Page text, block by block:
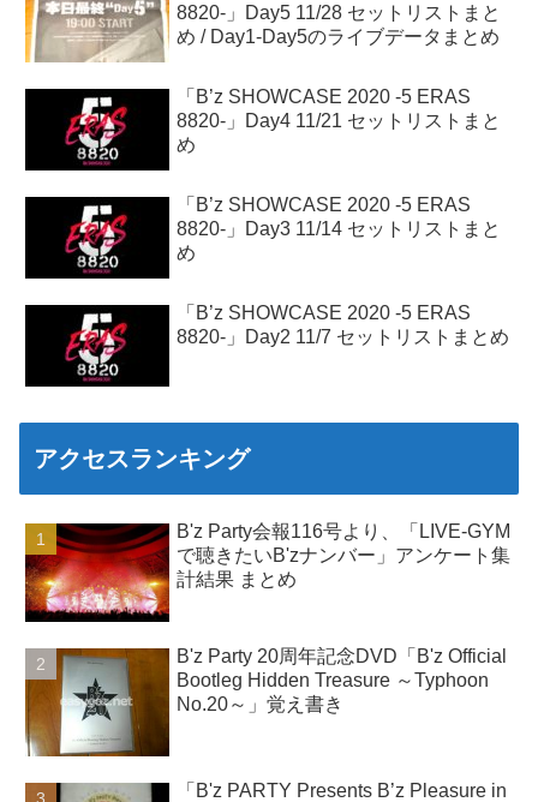
8820-」Day5 11/28 セットリストまと
め / Day1-Day5のライブデータまとめ
「B’z SHOWCASE 2020 -5 ERAS
8820-」Day4 11/21 セットリストまと
め
「B’z SHOWCASE 2020 -5 ERAS
8820-」Day3 11/14 セットリストまと
め
「B’z SHOWCASE 2020 -5 ERAS
8820-」Day2 11/7 セットリストまとめ
アクセスランキング
B'z Party会報116号より、「LIVE-GYM
で聴きたいB'zナンバー」アンケート集
計結果 まとめ
B'z Party 20周年記念DVD「B'z Official
Bootleg Hidden Treasure ～Typhoon
No.20～」覚え書き
「B'z PARTY Presents B’z Pleasure in